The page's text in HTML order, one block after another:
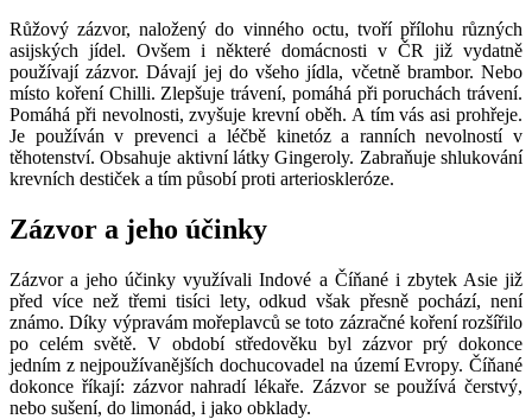
Růžový zázvor, naložený do vinného octu, tvoří přílohu různých
asijských jídel. Ovšem i některé domácnosti v ČR již vydatně
používají zázvor. Dávají jej do všeho jídla, včetně brambor. Nebo
místo koření Chilli. Zlepšuje trávení, pomáhá při poruchách trávení.
Pomáhá při nevolnosti, zvyšuje krevní oběh. A tím vás asi prohřeje.
Je používán v prevenci a léčbě kinetóz a ranních nevolností v
těhotenství. Obsahuje aktivní látky Gingeroly. Zabraňuje shlukování
krevních destiček a tím působí proti arterioskleróze.
Zázvor a jeho účinky
Zázvor a jeho účinky využívali Indové a Číňané i zbytek Asie již
před více než třemi tisíci lety, odkud však přesně pochází, není
známo. Díky výpravám mořeplavců se toto zázračné koření rozšířilo
po celém světě. V období středověku byl zázvor prý dokonce
jedním z nejpoužívanějších dochucovadel na území Evropy. Číňané
dokonce říkají: zázvor nahradí lékaře. Zázvor se používá čerstvý,
nebo sušení, do limonád, i jako obklady.